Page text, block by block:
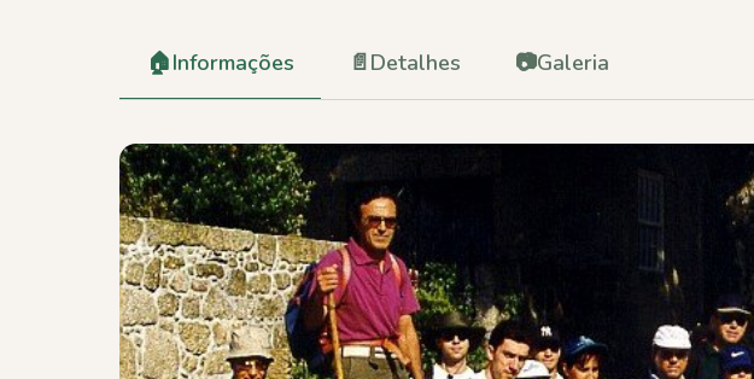
🏠Informações 📄Detalhes 📷Galeria